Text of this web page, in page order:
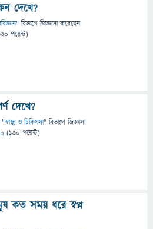
দেখে?
" বিভাগে জিজ্ঞাসাকরেছেন
পয়েন্ট)
দেখে?
"স্বাস্থ্য ও চিকিৎসা" বিভাগে জিজ্ঞাসা
(130 পয়েন্ট)
কত সময় ধরে স্বপ্ন